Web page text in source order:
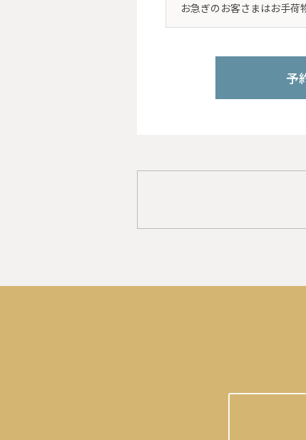
お急ぎのお客さまはお手
予